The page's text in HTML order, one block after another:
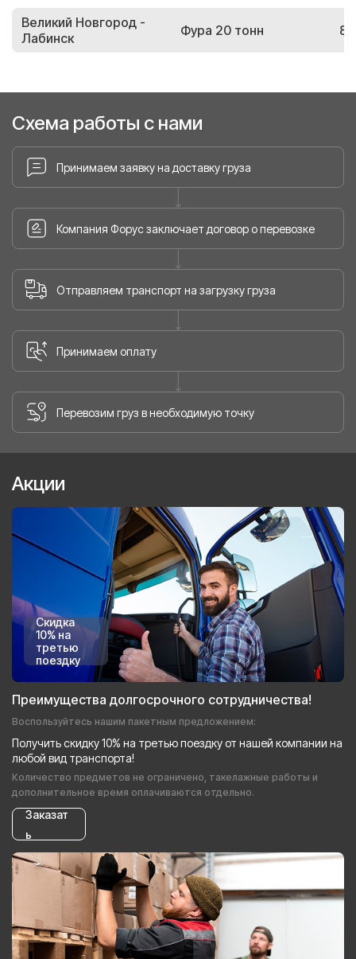
Великий Новгород -
Лабинск
Фура 20 тонн
Схема работы с нами
Принимаем заявку на доставку груза
Компания Форус заключает договор о перевозке
Отправляем транспорт на загрузку груза
Принимаем оплату
Перевозим груз в необходимую точку
Акции
Скидка
10% на
третью
поездку
Преимущества долгосрочного сотрудничества!
Воспользуйтесь нашим пакетным предложением:
Получить скидку 10% на третью поездку от нашей компании на
любой вид транспорта!
Количество предметов не ограничено, такелажные работы и
дополнительное время оплачиваются отдельно.
Заказат
ь